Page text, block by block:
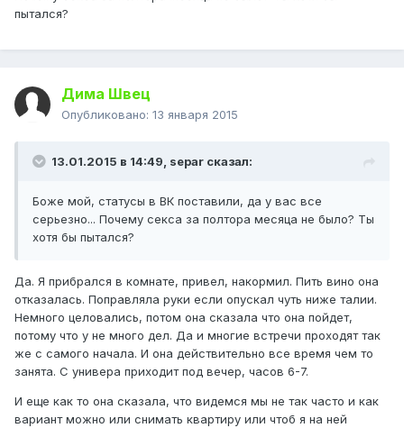
пытался?
Дима Швец
Опубликовано: 13 января 2015
13.01.2015 в 14:49, separ сказал:
Боже мой, статусы в ВК поставили, да у вас все
серьезно... Почему секса за полтора месяца не было? Ты
хотя бы пытался?
Да. Я прибрался в комнате, привел, накормил. Пить вино она
отказалась. Поправляла руки если опускал чуть ниже талии.
Немного целовались, потом она сказала что она пойдет,
потому что у не много дел. Да и многие встречи проходят так
же с самого начала. И она действительно все время чем то
занята. С универа приходит под вечер, часов 6-7.
И еще как то она сказала, что видемся мы не так часто и как
вариант можно или снимать квартиру или чтоб я на ней